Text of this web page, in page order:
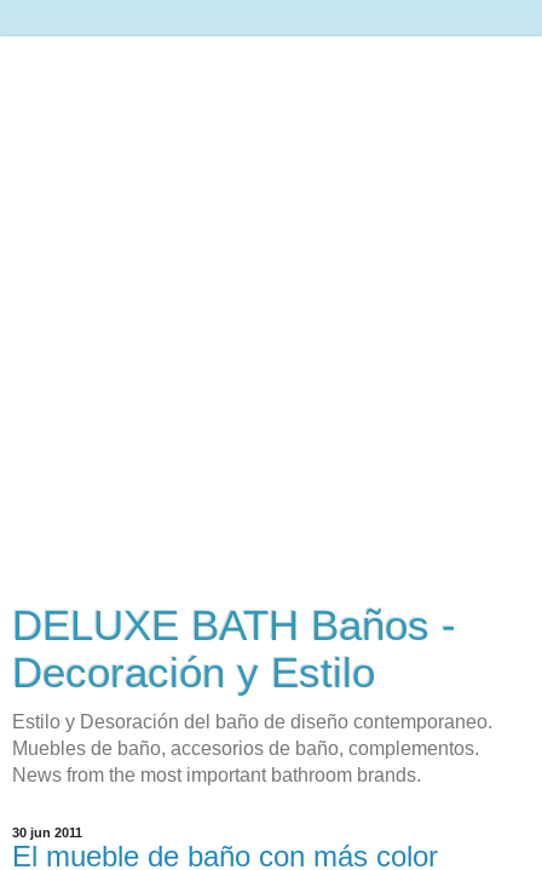
DELUXE BATH Baños -
Decoración y Estilo
Estilo y Desoración del baño de diseño contemporaneo.
Muebles de baño, accesorios de baño, complementos.
News from the most important bathroom brands.
30 jun 2011
El mueble de baño con más color